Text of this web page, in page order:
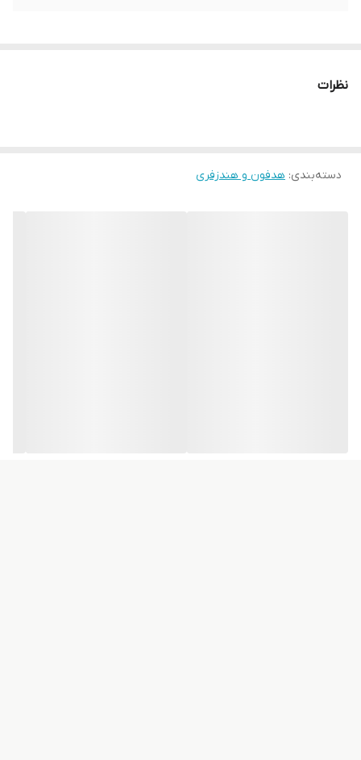
نظرات
دسته‌بندی: هدفون و هندزفری